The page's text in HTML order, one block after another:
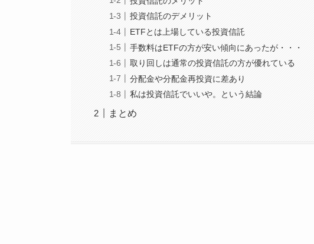
投資信託のデメリット
ETFとは上場している投資信託
手数料はETFの方が安い傾向にあったが・・・
取り回しは通常の投資信託の方が優れている
分配金や分配金再投資に差あり
私は投資信託でいいや。という結論
まとめ